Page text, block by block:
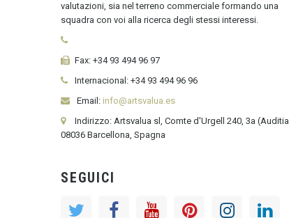
valutazioni, sia nel terreno commerciale formando una
squadra con voi alla ricerca degli stessi interessi.
Fax: +34 93 494 96 97
Internacional: +34 93 494 96 96
Email: info@artsvalua.es
Indirizzo: Artsvalua sl, Comte d'Urgell 240, 3a
08036 Barcellona, Spagna
SEGUICI